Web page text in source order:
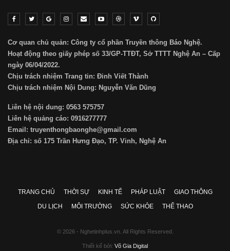
Cơ quan chủ quản: Công ty cổ phần Truyền thông Báo Nghệ.
Hoạt động theo giấy phép số 33/GP-TTĐT, Sở TTTT Nghệ An – Cấp
ngày 06/04/2022.
Chịu trách nhiệm Trang tin: Đinh Viết Thành
Chịu trách nhiệm Nội Dung: Nguyễn Văn Dũng
Liên hệ nội dung: 0563 575757
Liên hệ quảng cáo: 0916277777
Email: truyenthongbaonghe@gmail.com
Địa chỉ: số 175 Trần Hưng Đạo, TP. Vinh, Nghệ An
TRANG CHỦ THỜI SỰ KINH TẾ PHÁP LUẬT
GIAO THÔNG
DU LỊCH
MÔI TRƯỜNG SỨC KHỎE THỂ THAO
© 2026 - Nghetinhplus.vn. All Rights Reserved.
Thiết kế bởi: Võ Gia Digital